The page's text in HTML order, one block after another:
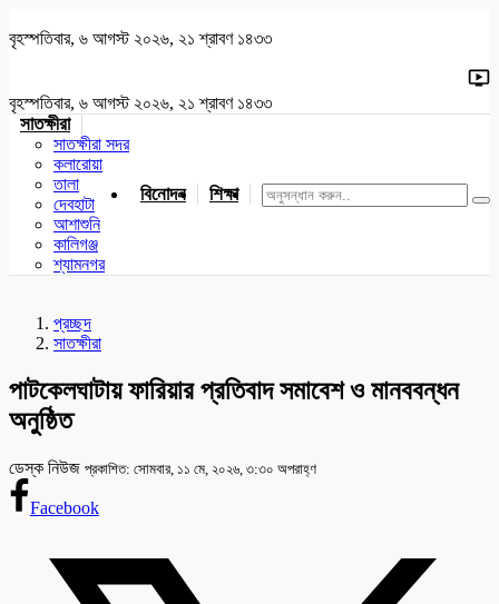
বৃহস্পতিবার, ৬ আগস্ট ২০২৬, ২১ শ্রাবণ ১৪৩৩
বৃহস্পতিবার, ৬ আগস্ট ২০২৬, ২১ শ্রাবণ ১৪৩৩
সাতক্ষীরা
সাতক্ষীরা সদর
কলারোয়া
তালা
দেবহাটা
আশাশুনি
কালিগঞ্জ
শ্যামনগর
বিনোদন শিক্ষা খেলাধুলা জাতীয় যশোর
প্রচ্ছদ
সাতক্ষীরা
পাটকেলঘাটায় ফারিয়ার প্রতিবাদ সমাবেশ ও মানববন্ধন
অনুষ্ঠিত
ডেস্ক নিউজ প্রকাশিত: সোমবার, ১১ মে, ২০২৬, ৩:৩০ অপরাহ্ণ
Facebook